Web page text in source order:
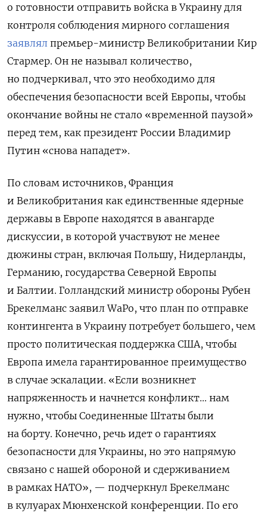
о готовности отправить войска в Украину для
контроля соблюдения мирного соглашения
заявлял премьер-министр Великобритании Кир
Стармер. Он не называл количество,
но подчеркивал, что это необходимо для
обеспечения безопасности всей Европы, чтобы
окончание войны не стало «временной паузой»
перед тем, как президент России Владимир
Путин «снова нападет».
По словам источников, Франция
и Великобритания как единственные ядерные
державы в Европе находятся в авангарде
дискуссии, в которой участвуют не менее
дюжины стран, включая Польшу, Нидерланды,
Германию, государства Северной Европы
и Балтии. Голландский министр обороны Рубен
Брекелманс заявил WaPo, что план по отправке
контингента в Украину потребует большего, чем
просто политическая поддержка США, чтобы
Европа имела гарантированное преимущество
в случае эскалации. «Если возникнет
напряженность и начнется конфликт… нам
нужно, чтобы Соединенные Штаты были
на борту. Конечно, речь идет о гарантиях
безопасности для Украины, но это напрямую
связано с нашей обороной и сдерживанием
в рамках НАТО», — подчеркнул Брекелманс
в кулуарах Мюнхенской конференции. По его